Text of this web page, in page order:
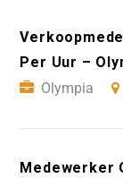
Per Uur –
Olympia
Medewerker